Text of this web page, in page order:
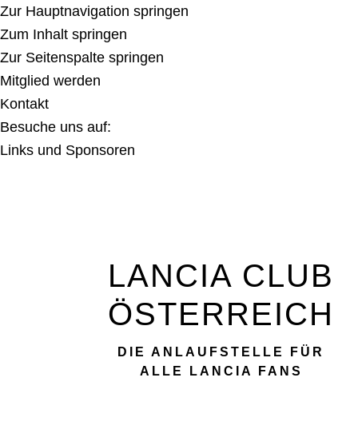
Zur Hauptnavigation springen
Zum Inhalt springen
Zur Seitenspalte springen
Mitglied werden
Kontakt
Besuche uns auf:
Links und Sponsoren
LANCIA CLUB
ÖSTERREICH
DIE ANLAUFSTELLE FÜR
ALLE LANCIA FANS